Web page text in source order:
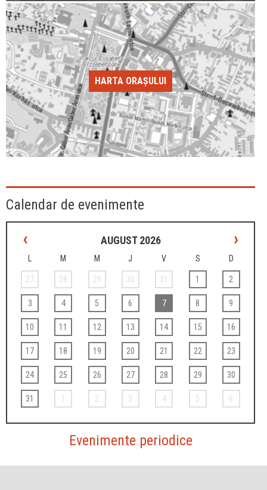
HARTA ORAȘULUI
Calendar de evenimente
‹ AUGUST 2026 ›
L M M J V S D
27 28 29 30 31 1 2
3 4 5 6 7 8 9
10 11 12 13 14 15 16
17 18 19 20 21 22 23
24 25 26 27 28 29 30
31 1 2 3 4 5 6
Evenimente periodice